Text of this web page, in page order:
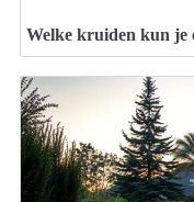
Welke kruiden kun je